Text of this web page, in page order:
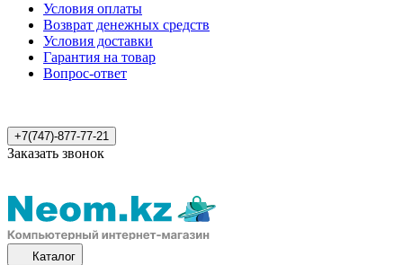
Условия оплаты
Возврат денежных средств
Условия доставки
Гарантия на товар
Вопрос-ответ
+7(747)-877-77-21
Заказать звонок
Каталог